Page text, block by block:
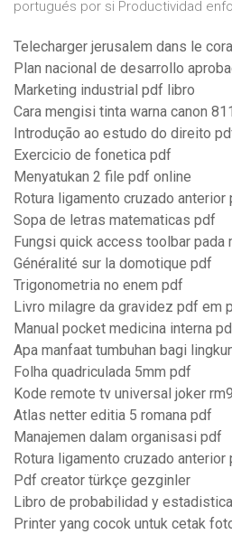
portugués por si Productividad
Telecharger jerusalem dans le
Plan nacional de desarrollo
Marketing industrial pdf libro
Cara mengisi tinta warna canon 811
Introdução ao estudo do direito
Exercicio de fonetica pdf
Menyatukan 2 file pdf online
Rotura ligamento cruzado anterior
Sopa de letras matematicas pdf
Fungsi quick access toolbar
Généralité sur la domotique pdf
Trigonometria no enem pdf
Livro milagre da gravidez pdf em
Manual pocket medicina interna
Apa manfaat tumbuhan bagi
Folha quadriculada 5mm pdf
Kode remote tv universal joker
Atlas netter editia 5 romana pdf
Manajemen dalam organisasi pdf
Rotura ligamento cruzado anterior
Pdf creator türkçe gezginler
Libro de probabilidad y
Printer yang cocok untuk cetak